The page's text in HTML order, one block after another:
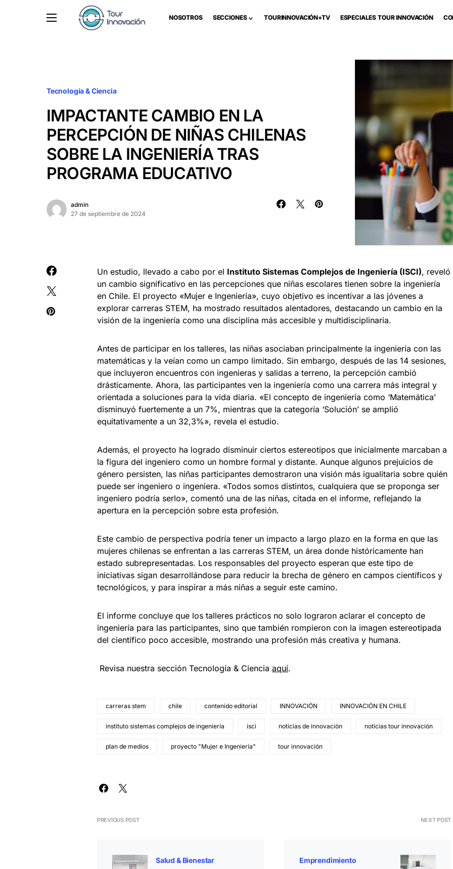
NOSOTROS SECCIONES TOURINNOVACIÓN+TV ESPECIALES TOUR INNOVACIÓN
Tecnología & Ciencia
IMPACTANTE CAMBIO EN LA
PERCEPCIÓN DE NIÑAS CHILENAS
SOBRE LA INGENIERÍA TRAS
PROGRAMA EDUCATIVO
admin
27 de septiembre de 2024
Un estudio, llevado a cabo por el Instituto Sistemas Complejos de Ingeniería (ISCI), reveló
un cambio significativo en las percepciones que niñas escolares tienen sobre la ingeniería
en Chile. El proyecto «Mujer e Ingeniería», cuyo objetivo es incentivar a las jóvenes a
explorar carreras STEM, ha mostrado resultados alentadores, destacando un cambio en la
visión de la ingeniería como una disciplina más accesible y multidisciplinaria.
Antes de participar en los talleres, las niñas asociaban principalmente la ingeniería con las
matemáticas y la veían como un campo limitado. Sin embargo, después de las 14 sesiones,
que incluyeron encuentros con ingenieras y salidas a terreno, la percepción cambió
drásticamente. Ahora, las participantes ven la ingeniería como una carrera más integral y
orientada a soluciones para la vida diaria. «El concepto de ingeniería como ‘Matemática’
disminuyó fuertemente a un 7%, mientras que la categoría ‘Solución’ se amplió
equitativamente a un 32,3%», revela el estudio.
Además, el proyecto ha logrado disminuir ciertos estereotipos que inicialmente marcaban a
la figura del ingeniero como un hombre formal y distante. Aunque algunos prejuicios de
género persisten, las niñas participantes demostraron una visión más igualitaria sobre quién
puede ser ingeniero o ingeniera. «Todos somos distintos, cualquiera que se proponga ser
ingeniero podría serlo», comentó una de las niñas, citada en el informe, reflejando la
apertura en la percepción sobre esta profesión.
Este cambio de perspectiva podría tener un impacto a largo plazo en la forma en que las
mujeres chilenas se enfrentan a las carreras STEM, un área donde históricamente han
estado subrepresentadas. Los responsables del proyecto esperan que este tipo de
iniciativas sigan desarrollándose para reducir la brecha de género en campos científicos y
tecnológicos, y para inspirar a más niñas a seguir este camino.
El informe concluye que los talleres prácticos no solo lograron aclarar el concepto de
ingeniería para las participantes, sino que también rompieron con la imagen estereotipada
del científico poco accesible, mostrando una profesión más creativa y humana.
Revisa nuestra sección Tecnología & Ciencia aquí.
carreras stem chile contenido editorial INNOVACIÓN INNOVACIÓN EN CHILE
instituto sistemas complejos de ingeniería isci noticias de innovación noticias tour innovación
plan de medios proyecto "Mujer e Ingeniería" tour innovación
PREVIOUS POST
Salud & Bienestar
NEXT POST
Emprendimiento